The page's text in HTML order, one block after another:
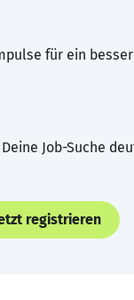
für ein
Job-Suche
registrieren